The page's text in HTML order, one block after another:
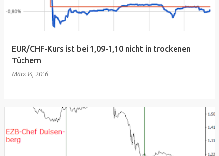
EUR/CHF-Kurs ist bei 1,09-1,10 nicht in trockenen
Tüchern
März 14, 2016